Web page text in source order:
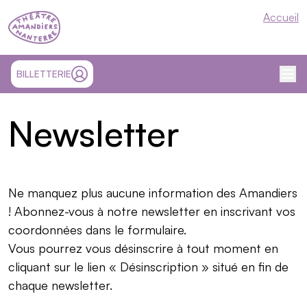
Théâtre Nanterre-Amandiers Accueil
BILLETTERIESITE EXTÉRIEUR ET OUVRE UN NOUVEL ONGLET
MON COMPTE
Newsletter
Ne manquez plus aucune information des Amandiers
! Abonnez-vous à notre newsletter en inscrivant vos
coordonnées dans le formulaire.
Vous pourrez vous désinscrire à tout moment en
cliquant sur le lien « Désinscription » situé en fin de
chaque newsletter.